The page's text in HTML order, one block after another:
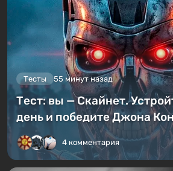
Тесты 55 минут назад
Тест: вы — Скайнет.
день и победите Джона
4 комментария